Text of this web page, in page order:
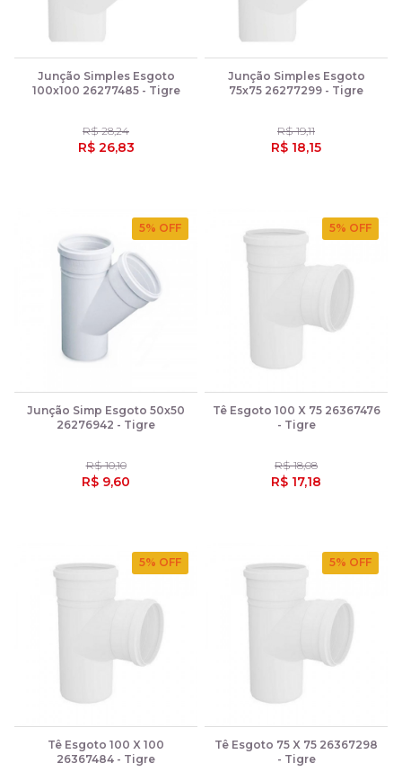
Junção Simples Esgoto
100x100 26277485 - Tigre
R$ 28,24
R$ 26,83
Junção Simples Esgoto
75x75 26277299 - Tigre
R$ 19,11
R$ 18,15
5% OFF
Junção Simp Esgoto 50x50
26276942 - Tigre
R$ 10,10
R$ 9,60
5% OFF
Tê Esgoto 100 X 75 26367476
- Tigre
R$ 18,08
R$ 17,18
5% OFF
Tê Esgoto 100 X 100
26367484 - Tigre
5% OFF
Tê Esgoto 75 X 75 26367298
- Tigre